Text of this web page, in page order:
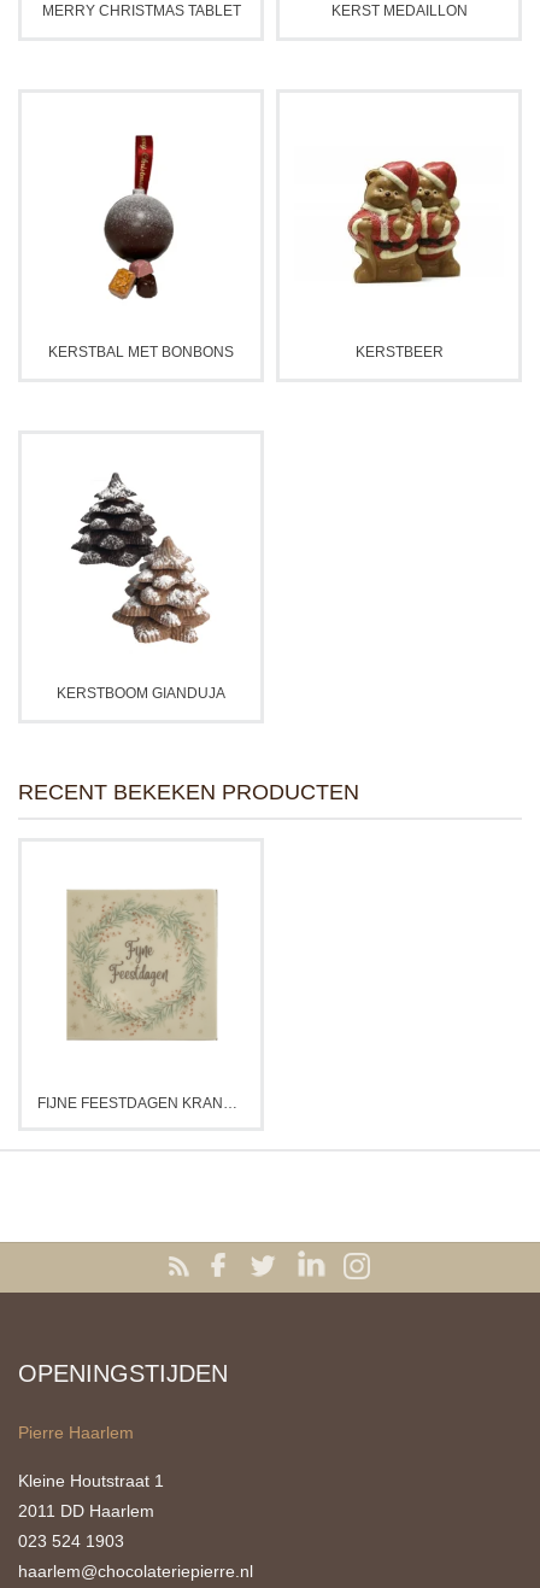
MERRY CHRISTMAS TABLET KERST MEDAILLON
KERSTBAL MET BONBONS KERSTBEER
KERSTBOOM GIANDUJA
RECENT BEKEKEN PRODUCTEN
FIJNE FEESTDAGEN KRANS TABLET
OPENINGSTIJDEN
Pierre Haarlem
Kleine Houtstraat 1
2011 DD Haarlem
023 524 1903
haarlem@chocolateriepierre.nl